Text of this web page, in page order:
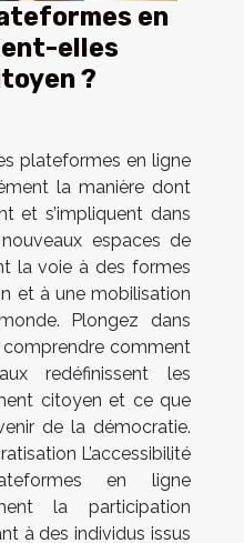
en
elles
?
plateformes en ligne
la manière dont
et s’impliquent dans
espaces de
la voie à des formes
et à une mobilisation
Plongez dans
comment
redéfinissent les
citoyen et ce que
de la démocratie.
L’accessibilité
en ligne
la participation
à des individus issus